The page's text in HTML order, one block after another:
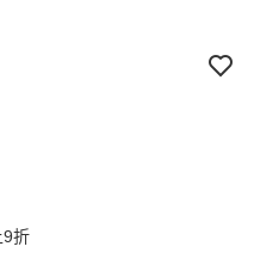
9折